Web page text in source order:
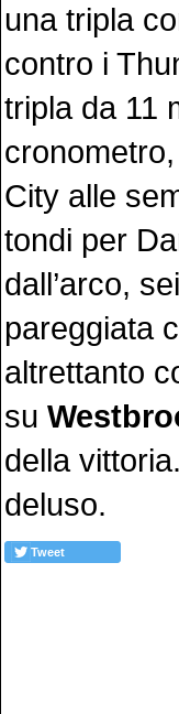
una tripla
contro i
tripla da 11
City alle
tondi per
dall’arco,
pareggiata
altrettanto
su
della
deluso.
Tweet